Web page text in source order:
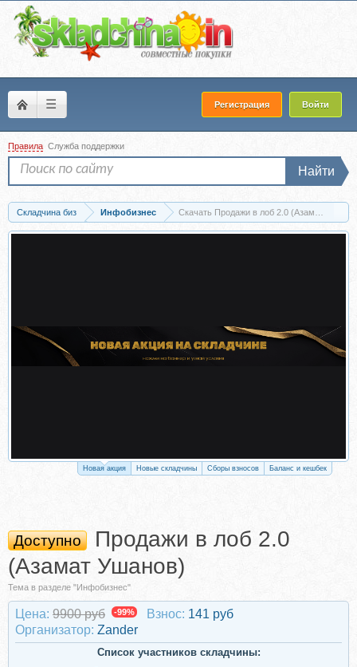
☰ Регистрация Войти
Правила Служба поддержки
Найти
Складчина биз Инфобизнес Скачать Продажи в лоб 2.0 (Азамат
Новая акция Новые складчины Сборы взносов Баланс и кешбек
Доступно
Продажи в лоб 2.0
(Азамат Ушанов)
Тема в разделе "Инфобизнес"
Цена: 9900 руб -99% Взнос: 141 руб
Организатор: Zander
Список участников складчины: